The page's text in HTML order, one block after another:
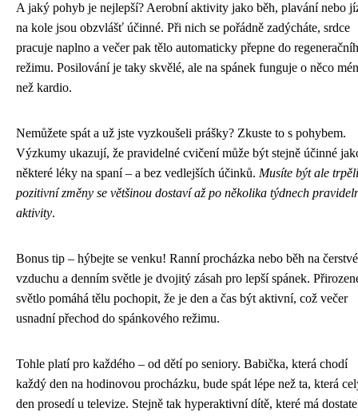
A jaký pohyb je nejlepší? Aerobní aktivity jako běh, plavání nebo
na kole jsou obzvlášť účinné. Při nich se pořádně zadýcháte, srdce
pracuje naplno a večer pak tělo automaticky přepne do
režimu. Posilování je taky skvělé, ale na spánek funguje o něco
než kardio.
Nemůžete spát a už jste vyzkoušeli prášky? Zkuste to s pohybem.
Výzkumy ukazují, že pravidelné cvičení může být stejně účinné
některé léky na spaní – a bez vedlejších účinků. Musíte být ale
pozitivní změny se většinou dostaví až po několika týdnech
aktivity.
Bonus tip – hýbejte se venku! Ranní procházka nebo běh na
vzduchu a denním světle je dvojitý zásah pro lepší spánek.
světlo pomáhá tělu pochopit, že je den a čas být aktivní, což večer
usnadní přechod do spánkového režimu.
Tohle platí pro každého – od dětí po seniory. Babička, která chodí
každý den na hodinovou procházku, bude spát lépe než ta, která
den prosedí u televize. Stejně tak hyperaktivní dítě, které má